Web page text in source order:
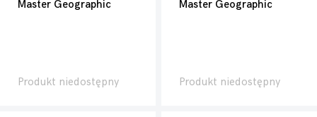
Master Geographic
Produkt niedostępny
Master Geographic
Produkt niedostępny